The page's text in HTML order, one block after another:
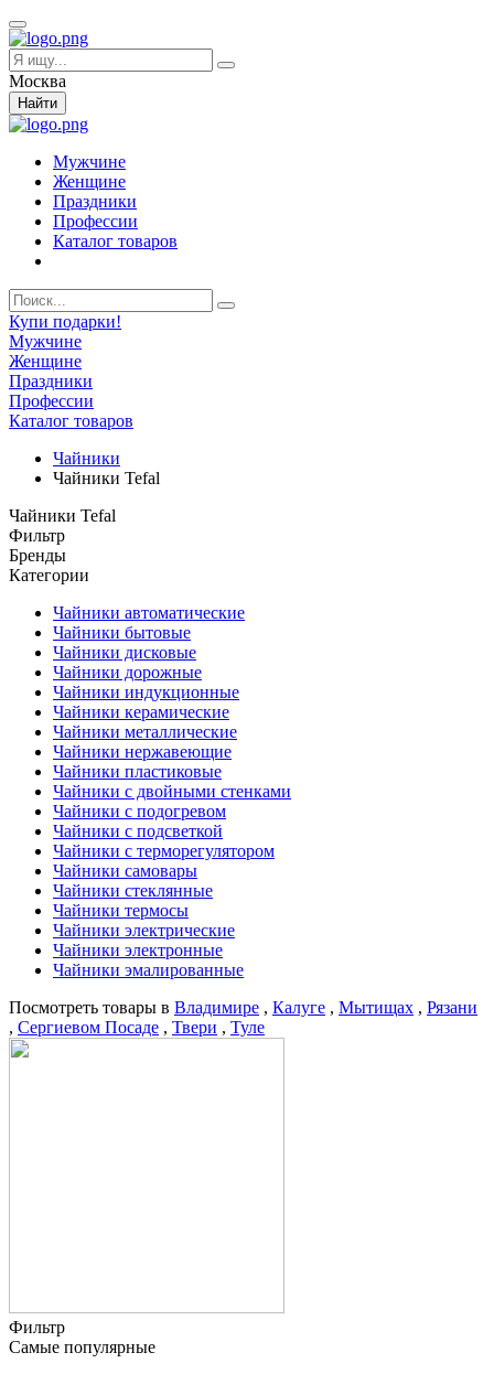
Москва
Найти
Мужчине
Женщине
Праздники
Профессии
Каталог товаров
Купи подарки!
Мужчине
Женщине
Праздники
Профессии
Каталог товаров
Чайники
Чайники Tefal
Чайники Tefal
Фильтр
Бренды
Категории
Чайники автоматические
Чайники бытовые
Чайники дисковые
Чайники дорожные
Чайники индукционные
Чайники керамические
Чайники металлические
Чайники нержавеющие
Чайники пластиковые
Чайники с двойными стенками
Чайники с подогревом
Чайники с подсветкой
Чайники с терморегулятором
Чайники самовары
Чайники стеклянные
Чайники термосы
Чайники электрические
Чайники электронные
Чайники эмалированные
Посмотреть товары в Владимире , Калуге , Мытищах , Рязани
, Сергиевом Посаде , Твери , Туле
Фильтр
Самые популярные